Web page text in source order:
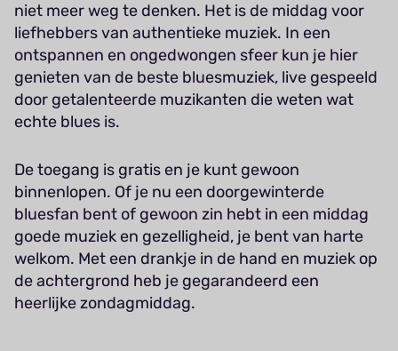
niet meer weg te denken. Het is de middag voor
liefhebbers van authentieke muziek. In een
ontspannen en ongedwongen sfeer kun je hier
genieten van de beste bluesmuziek, live gespeeld
door getalenteerde muzikanten die weten wat
echte blues is.
De toegang is gratis en je kunt gewoon
binnenlopen. Of je nu een doorgewinterde
bluesfan bent of gewoon zin hebt in een middag
goede muziek en gezelligheid, je bent van harte
welkom. Met een drankje in de hand en muziek op
de achtergrond heb je gegarandeerd een
heerlijke zondagmiddag.